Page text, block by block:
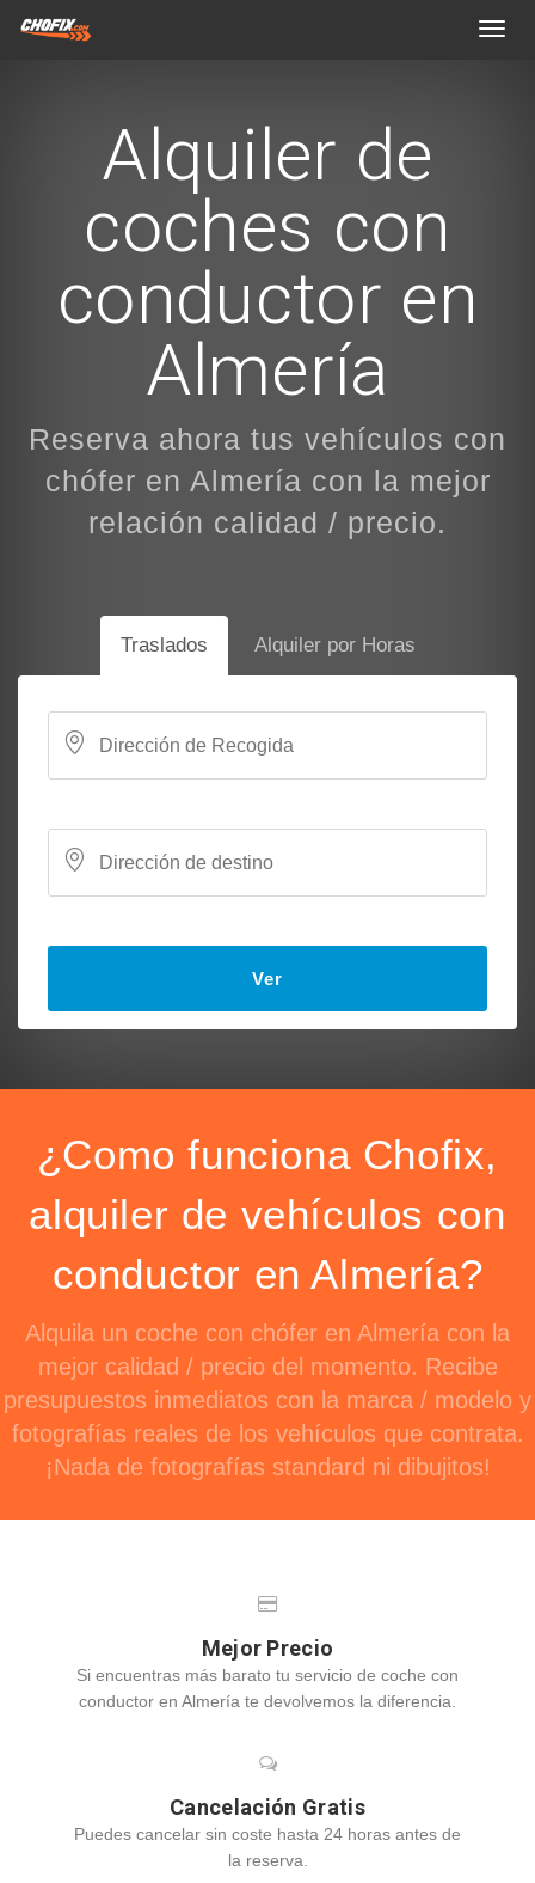
Alquiler de
coches con
conductor en
Almería
Reserva ahora tus vehículos con
chófer en Almería con la mejor
relación calidad / precio.
Traslados Alquiler por Horas
Ver
¿Como funciona Chofix,
alquiler de vehículos con
conductor en Almería?
Alquila un coche con chófer en Almería con la
mejor calidad / precio del momento. Recibe
presupuestos inmediatos con la marca / modelo y
fotografías reales de los vehículos que contrata.
¡Nada de fotografías standard ni dibujitos!
Mejor Precio
Si encuentras más barato tu servicio de coche con
conductor en Almería te devolvemos la diferencia.
Cancelación Gratis
Puedes cancelar sin coste hasta 24 horas antes de
la reserva.